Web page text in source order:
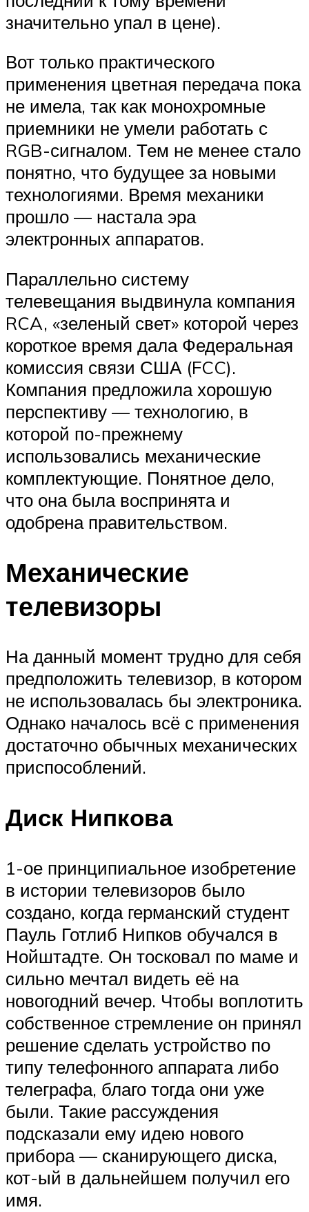
значительно упал в цене).
Вот только практического
применения цветная передача пока
не имела, так как монохромные
приемники не умели работать с
RGB-сигналом. Тем не менее стало
понятно, что будущее за новыми
технологиями. Время механики
прошло — настала эра
электронных аппаратов.
Параллельно систему
телевещания выдвинула компания
RCA, «зеленый свет» которой через
короткое время дала Федеральная
комиссия связи США (FCC).
Компания предложила хорошую
перспективу — технологию, в
которой по-прежнему
использовались механические
комплектующие. Понятное дело,
что она была воспринята и
одобрена правительством.
Механические
телевизоры
На данный момент трудно для себя
предположить телевизор, в котором
не использовалась бы электроника.
Однако началось всё с применения
достаточно обычных механических
приспособлений.
Диск Нипкова
1-ое принципиальное изобретение
в истории телевизоров было
создано, когда германский студент
Пауль Готлиб Нипков обучался в
Нойштадте. Он тосковал по маме и
сильно мечтал видеть её на
новогодний вечер. Чтобы воплотить
собственное стремление он принял
решение сделать устройство по
типу телефонного аппарата либо
телеграфа, благо тогда они уже
были. Такие рассуждения
подсказали ему идею нового
прибора — сканирующего диска,
кот-ый в дальнейшем получил его
имя.